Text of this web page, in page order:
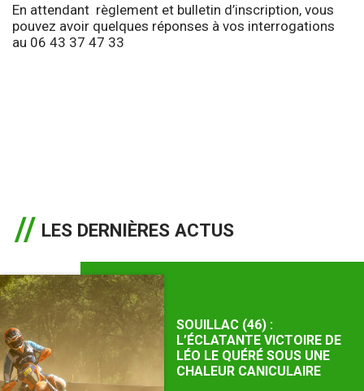
En attendant règlement et bulletin d’inscription, vous
pouvez avoir quelques réponses à vos interrogations
au 06 43 37 47 33
LES DERNIÈRES ACTUS
SOUILLAC (46) :
L’ÉCLATANTE VICTOIRE DE
LÉO LE QUÉRÉ SOUS UNE
CHALEUR CANICULAIRE